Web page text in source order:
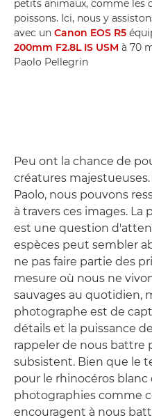
petits animaux, comme les
poissons. Ici, nous y
avec un Canon EOS R5
200mm F2.8L IS USM à 70
Paolo Pellegrin
Peu ont la chance de
créatures
Paolo, nous pouvons
à travers ces images.
est une question
espèces peut sembler
ne pas faire partie des
mesure où nous ne
sauvages au quotidien,
photographe est de
détails et la puissance
rappeler de nous battre
subsistent. Bien que le
pour le rhinocéros blanc
photographies comme
encouragent à nous